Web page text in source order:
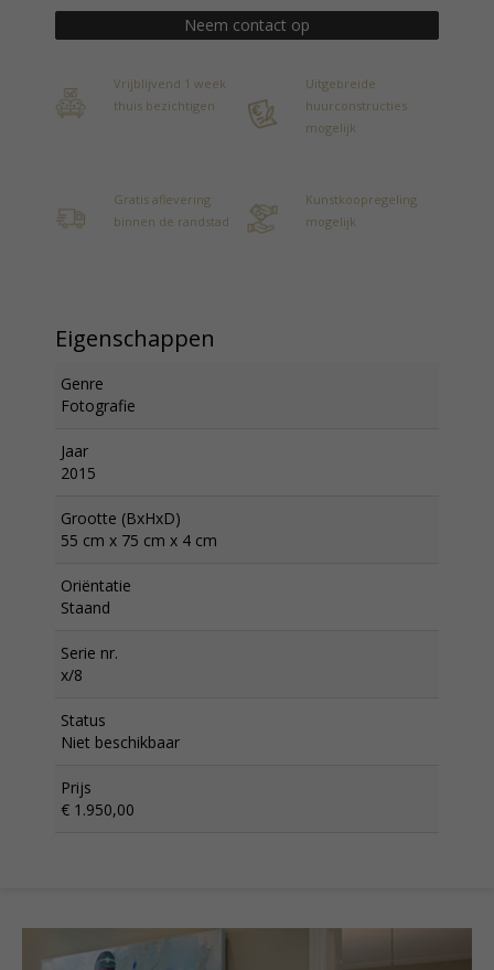
Neem contact op
Vrijblijvend 1 week
thuis bezichtigen
Uitgebreide
huurconstructies
mogelijk
Gratis aflevering
binnen de randstad
Kunstkoopregeling
mogelijk
Eigenschappen
Genre
Fotografie
Jaar
2015
Grootte (BxHxD)
55 cm x 75 cm x 4 cm
Oriëntatie
Staand
Serie nr.
x/8
Status
Niet beschikbaar
Prijs
€ 1.950,00